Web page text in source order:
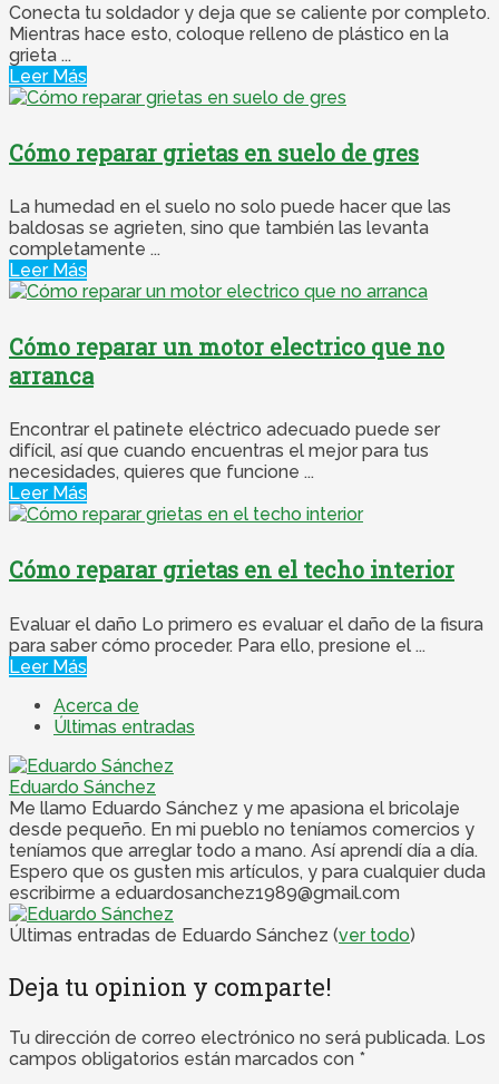
Conecta tu soldador y deja que se caliente por completo.
Mientras hace esto, coloque relleno de plástico en la
grieta ...
Leer Más
Cómo reparar grietas en suelo de gres
La humedad en el suelo no solo puede hacer que las
baldosas se agrieten, sino que también las levanta
completamente ...
Leer Más
Cómo reparar un motor electrico que no
arranca
Encontrar el patinete eléctrico adecuado puede ser
difícil, así que cuando encuentras el mejor para tus
necesidades, quieres que funcione ...
Leer Más
Cómo reparar grietas en el techo interior
Evaluar el daño Lo primero es evaluar el daño de la fisura
para saber cómo proceder. Para ello, presione el ...
Leer Más
Acerca de
Últimas entradas
Eduardo Sánchez
Me llamo Eduardo Sánchez y me apasiona el bricolaje
desde pequeño. En mi pueblo no teníamos comercios y
teníamos que arreglar todo a mano. Así aprendí día a día.
Espero que os gusten mis artículos, y para cualquier duda
escribirme a eduardosanchez1989@gmail.com
Últimas entradas de Eduardo Sánchez (ver todo)
Deja tu opinion y comparte!
Tu dirección de correo electrónico no será publicada. Los
campos obligatorios están marcados con *